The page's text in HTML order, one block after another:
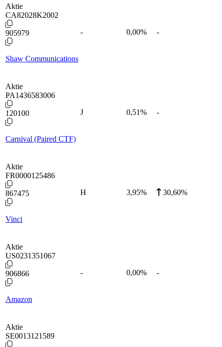
Aktie
CA82028K2002
905979
Shaw Communications
- 0,00% -
Aktie
PA1436583006
120100
Carnival (Paired CTF)
J 0,51% -
Aktie
FR0000125486
867475
Vinci
H 3,95% 30,60%
Aktie
US0231351067
906866
Amazon
- 0,00% -
Aktie
SE0013121589